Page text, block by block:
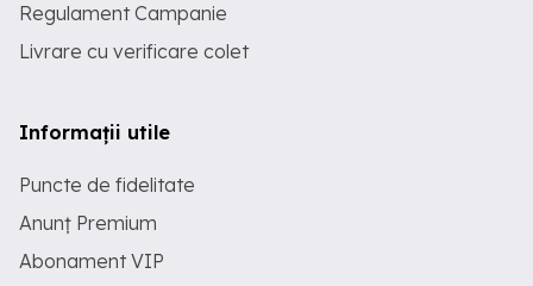
Regulament Campanie
Livrare cu verificare colet
Informații utile
Puncte de fidelitate
Anunț Premium
Abonament VIP